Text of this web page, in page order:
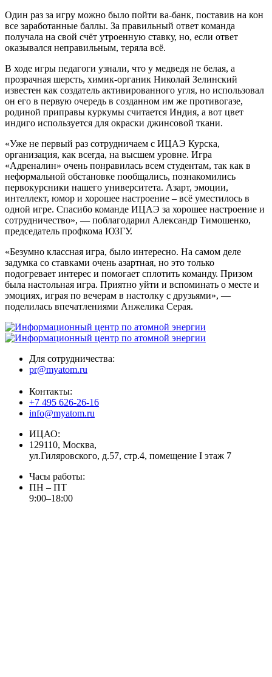
Один раз за игру можно было пойти ва-банк, поставив на кон
все заработанные баллы. За правильный ответ команда
получала на свой счёт утроенную ставку, но, если ответ
оказывался неправильным, теряла всё.
В ходе игры педагоги узнали, что у медведя не белая, а
прозрачная шерсть, химик-органик Николай Зелинский
известен как создатель активированного угля, но использовал
он его в первую очередь в созданном им же противогазе,
родиной приправы куркумы считается Индия, а вот цвет
индиго используется для окраски джинсовой ткани.
«Уже не первый раз сотрудничаем с ИЦАЭ Курска,
организация, как всегда, на высшем уровне. Игра
«Адреналин» очень понравилась всем студентам, так как в
неформальной обстановке пообщались, познакомились
первокурсники нашего университета. Азарт, эмоции,
интеллект, юмор и хорошее настроение – всё уместилось в
одной игре. Спасибо команде ИЦАЭ за хорошее настроение и
сотрудничество», — поблагодарил Александр Тимошенко,
председатель профкома ЮЗГУ.
«Безумно классная игра, было интересно. На самом деле
задумка со ставками очень азартная, но это только
подогревает интерес и помогает сплотить команду. Призом
была настольная игра. Приятно уйти и вспоминать о месте и
эмоциях, играя по вечерам в настолку с друзьями», —
поделилась впечатлениями Анжелика Серая.
Для сотрудничества:
pr@myatom.ru
Контакты:
+7 495 626-26-16
info@myatom.ru
ИЦАО:
129110, Москва,
ул.Гиляровского, д.57, стр.4, помещение I этаж 7
Часы работы:
ПН – ПТ
9:00–18:00